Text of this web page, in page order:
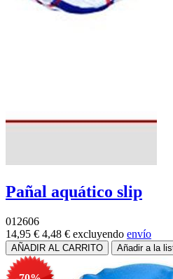
Pañal aquático slip
012606
14,95 € 4,48 € excluyendo envío